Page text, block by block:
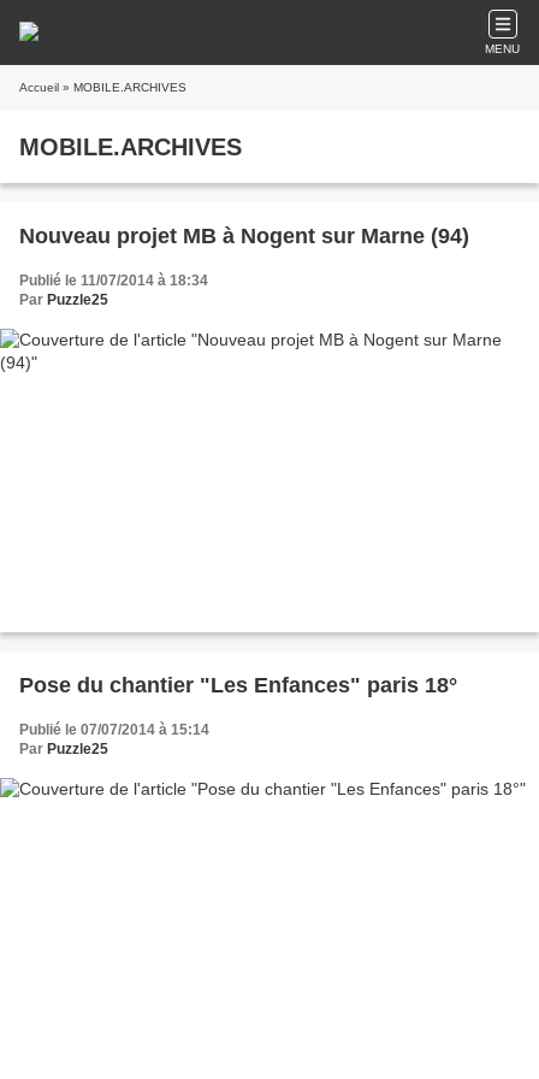
MENU
Accueil » MOBILE.ARCHIVES
MOBILE.ARCHIVES
Nouveau projet MB à Nogent sur Marne (94)
Publié le 11/07/2014 à 18:34
Par Puzzle25
Pose du chantier "Les Enfances" paris 18°
Publié le 07/07/2014 à 15:14
Par Puzzle25